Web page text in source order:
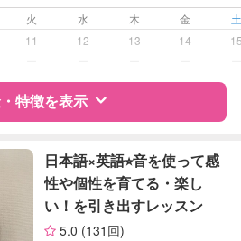
大学受験
高校生
社会
火 水 木 金
11 12 13 14
特徴を表示
ー
日本語×英語⭐︎音を使って感
性や個性を育てる・楽し
い！を引き出すレッスン
5.0 (131回)